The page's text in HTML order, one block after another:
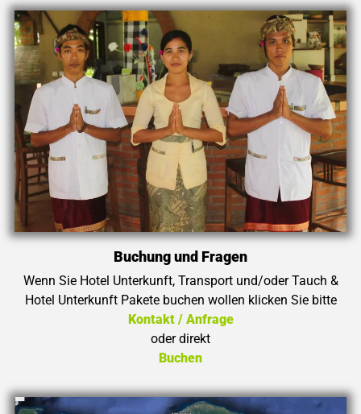
Buchung und Fragen
Wenn Sie Hotel Unterkunft, Transport und/oder Tauch &
Hotel Unterkunft Pakete buchen wollen klicken Sie bitte
Kontakt / Anfrage
oder direkt
Buchen